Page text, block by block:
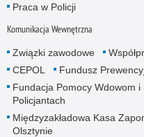
Praca w Policji
Komunikacja Wewnętrzna
Związki zawodowe
CEPOL
Fundusz
Fundacja Pomocy Wdowom i
Policjantach
Międzyzakładowa Kasa
Olsztynie